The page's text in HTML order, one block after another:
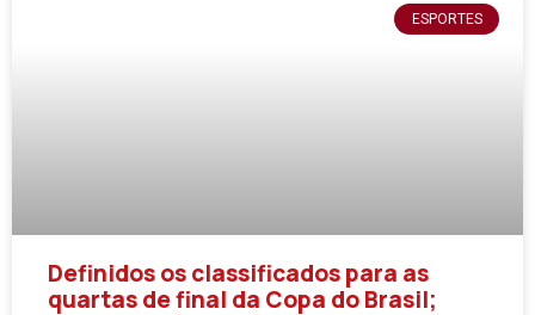
ESPORTES
Definidos os classificados para as
quartas de final da Copa do Brasil;